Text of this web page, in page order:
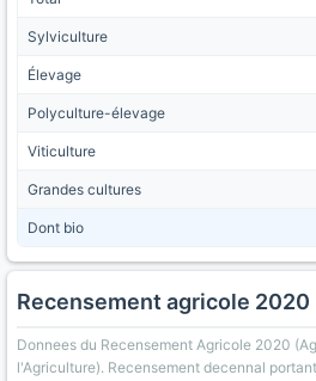
Sylviculture
Élevage
Polyculture-élevage
Viticulture
Grandes cultures
Dont bio
Recensement agricole 2020
Donnees du Recensement Agricole 2020
l'Agriculture). Recensement decennal